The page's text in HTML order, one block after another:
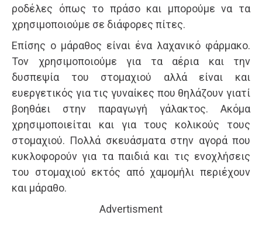
ροδέλες όπως το πράσο και μπορούμε να τα
χρησιμοποιούμε σε διάφορες πίτες.
Επίσης ο μάραθος είναι ένα λαχανικό φάρμακο.
Τον χρησιμοποιούμε για τα αέρια και την
δυσπεψία του στομαχιού αλλά είναι και
ευεργετικός για τις γυναίκες που θηλάζουν γιατί
βοηθάει στην παραγωγή γάλακτος. Ακόμα
χρησιμοποιείται και για τους κολικούς τους
στομαχιού. Πολλά σκευάσματα στην αγορά που
κυκλοφορούν για τα παιδιά και τις ενοχλήσεις
του στομαχιού εκτός από χαμομήλι περιέχουν
και μάραθο.
Advertisment